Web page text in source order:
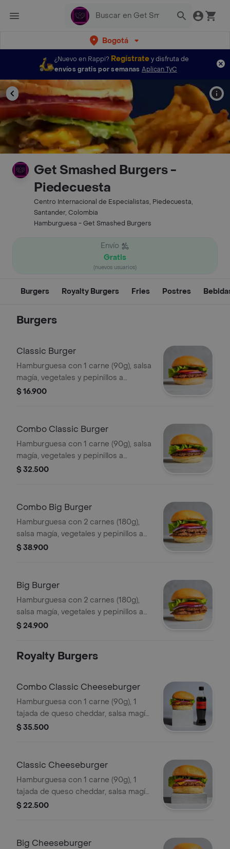
Bogotá
¿Nuevo en Rappi? Regístratey disfruta de
envíos gratis por semanas Aplican TyC
Get Smashed Burgers -
Piedecuesta
Centro Internacional de Especialistas, Piedecuesta,
Santander, Colombia
Hamburguesa - Get Smashed Burgers
Envío
Gratis
(nuevos usuarios)
Burgers Royalty Burgers Fries Postres
Burgers
Classic Burger
Hamburguesa con 1 carne (90g), salsa
magía, vegetales y pepinillos a
elección.
$ 16.900
Combo Classic Burger
Hamburguesa con 1 carne (90g), salsa
magía, vegetales y pepinillos a
elección + papas + bebida.
$ 32.500
Combo Big Burger
Hamburguesa con 2 carnes (180g),
salsa magía, vegetales y pepinillos a
elección + papas + bebida.
$ 38.900
Big Burger
Hamburguesa con 2 carnes (180g),
salsa magía, vegetales y pepinillos a
elección.
$ 24.900
Royalty Burgers
Combo Classic Cheeseburger
Hamburguesa con 1 carne (90g), 1
tajada de queso cheddar, salsa magía,
vegetales y pepinillos a elección +
$ 35.500
Classic Cheeseburger
Hamburguesa con 1 carne (90g), 1
tajada de queso cheddar, salsa magía,
vegetales y pepinillos a elección.
$ 22.500
Big Cheeseburger